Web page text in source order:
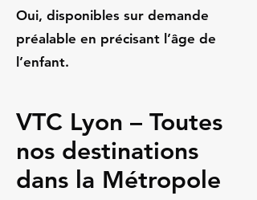
Oui, disponibles sur demande
préalable en précisant l’âge de
l’enfant.
VTC Lyon – Toutes
nos destinations
dans la Métropole